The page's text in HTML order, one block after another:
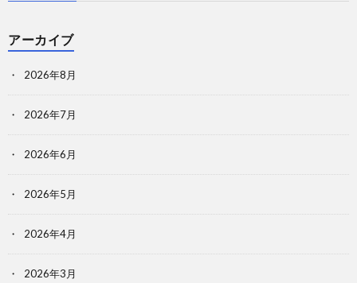
アーカイブ
2026年8月
2026年7月
2026年6月
2026年5月
2026年4月
2026年3月